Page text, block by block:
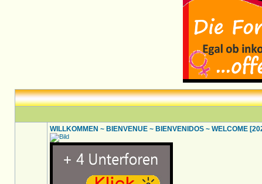
WILLKOMMEN ~ BIENVENUE ~ BIENVENIDOS ~ WELCOME